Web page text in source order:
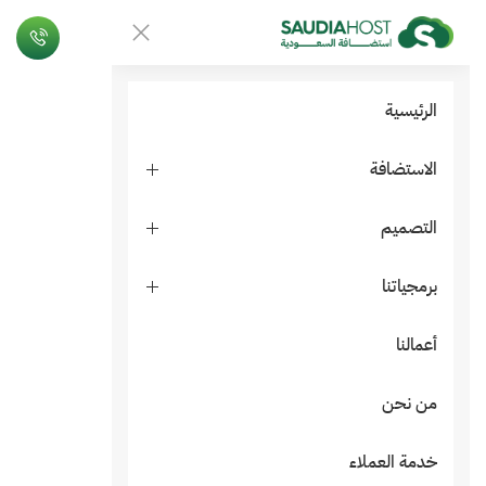
الرئيسية
الاستضافة
التصميم
برمجياتنا
أعمالنا
من نحن
خدمة العملاء